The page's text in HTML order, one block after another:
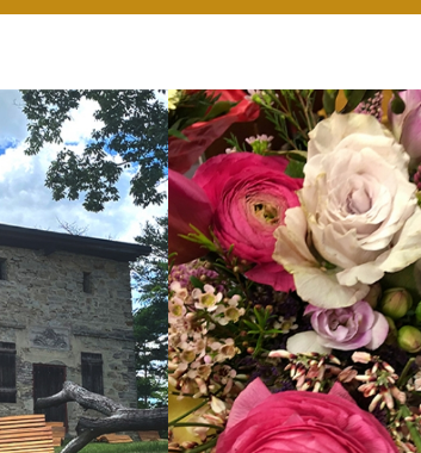
HOCHZEIT